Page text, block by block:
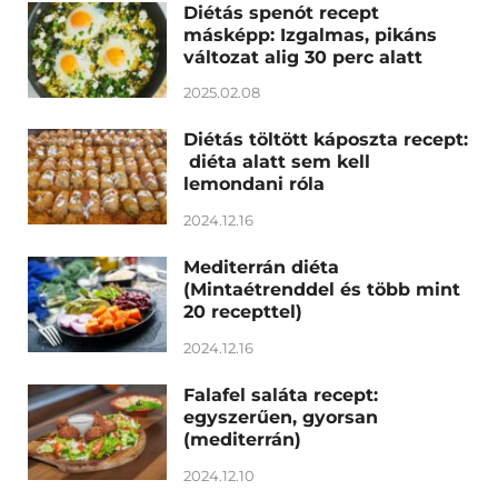
Diétás spenót recept
másképp: Izgalmas, pikáns
változat alig 30 perc alatt
2025.02.08
Diétás töltött káposzta recept:
diéta alatt sem kell
lemondani róla
2024.12.16
Mediterrán diéta
(Mintaétrenddel és több mint
20 recepttel)
2024.12.16
Falafel saláta recept:
egyszerűen, gyorsan
(mediterrán)
2024.12.10